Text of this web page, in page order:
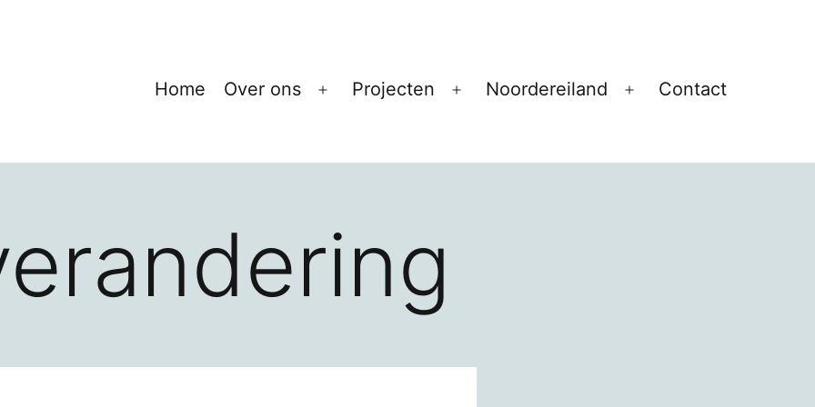
Home Over ons
Open
Projecten
Open
Noordereiland
Open
Contact